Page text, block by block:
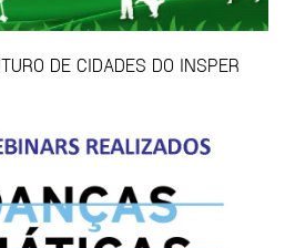
DE CIDADES DO INSPER